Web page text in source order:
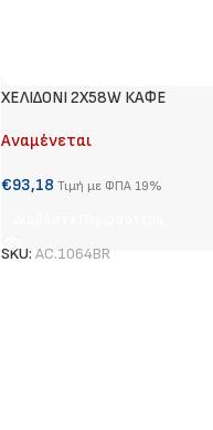
ΧΕΛΙΔΟΝΙ 2X58W ΚΑΦΕ
Αναμένεται
€93,18 Τιμή με ΦΠΑ 19%
SKU: AC.1064BR